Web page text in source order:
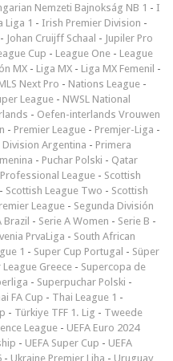
Nemzeti Bajnokság NB 1 - I
Liga 1 - Irish Premier Division -
- Johan Cruijff Schaal - Jupiler Pro
Cup - League One - League
MX - Liga MX - Liga MX Femenil -
Next Pro - Nations League -
League - NWSL National
- Oefen-interlands Vrouwen
- Premier League - Premjer-Liga -
Division Argentina - Primera
- Puchar Polski - Qatar
League - Scottish
- Scottish League Two - Scottish
League - Segunda División
Brazil - Serie A Women - Serie B -
PrvaLiga - South African
1 - Super Cup Portugal - Süper
League Greece - Supercopa de
- Superpuchar Polski -
FA Cup - Thai League 1 -
- Türkiye TFF 1. Lig - Tweede
League - UEFA Euro 2024
- UEFA Super Cup - UEFA
- Ukraine Premjer Liha - Uruguay